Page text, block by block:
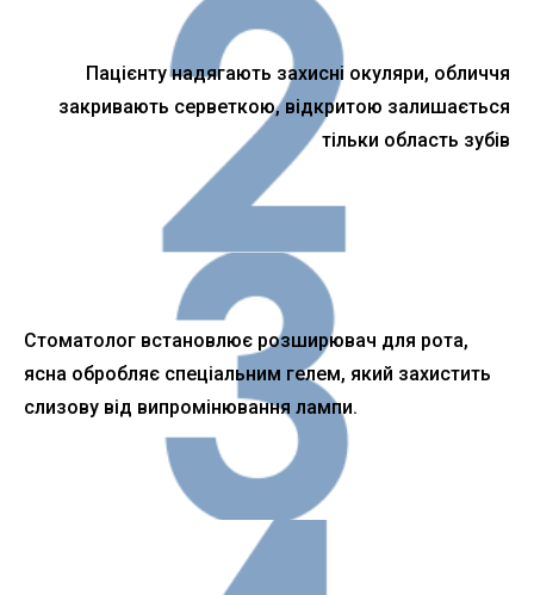
Пацієнту надягають захисні окуляри, обличчя
закривають серветкою, відкритою залишається
тільки область зубів
Стоматолог встановлює розширювач для рота,
ясна обробляє спеціальним гелем, який захистить
слизову від випромінювання лампи.